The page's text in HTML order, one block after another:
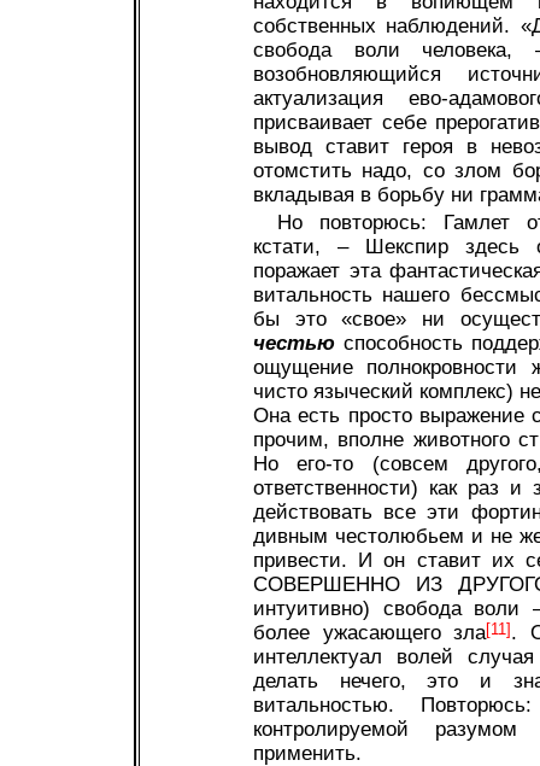
собственных наблюдений.
свобода воли человека,
возобновляющийся
актуализация ево-
присваивает себе
вывод ставит героя в
отомстить надо, со злом
вкладывая в борьбу ни
Но повторюсь: Гамлет
кстати, – Шекспир здесь
поражает эта
витальность нашего
бы это «свое» ни
честью способность
ощущение полнокровности
чисто языческий комплекс)
Она есть просто выражение
прочим, вполне животного
Но его-то (совсем
ответственности) как раз и
действовать все эти
дивным честолюбьем и не
привести. И он ставит их
СОВЕРШЕННО ИЗ
интуитивно) свобода воли
более ужасающего зла [11] .
интеллектуал волей
делать нечего, это и
витальностью.
контролируемой
применить.